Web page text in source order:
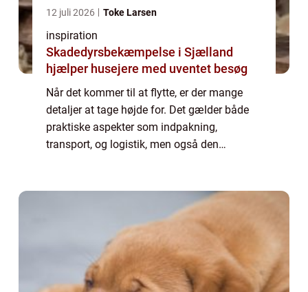
12 juli 2026 Toke Larsen
inspiration
Skadedyrsbekæmpelse i Sjælland
hjælper husejere med uventet besøg
Når det kommer til at flytte, er der mange
detaljer at tage højde for. Det gælder både
praktiske aspekter som indpakning,
transport, og logistik, men også den